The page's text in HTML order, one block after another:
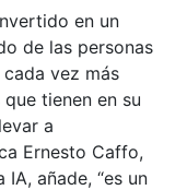
en un
de las personas
vez más
tienen en su
a
Ernesto Caffo,
añade, “es un